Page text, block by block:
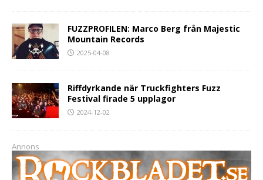
FUZZPROFILEN: Marco Berg från Majestic
Mountain Records
2025-04-08
Riffdyrkande när Truckfighters Fuzz
Festival firade 5 upplagor
2024-12-02
Annons